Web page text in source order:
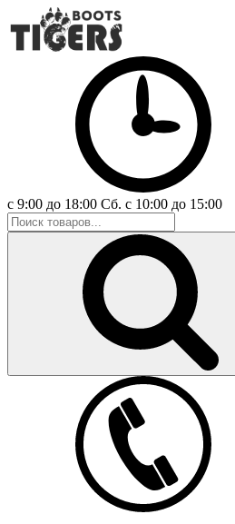
с 9:00 до 18:00 Сб. с 10:00 до 15:00